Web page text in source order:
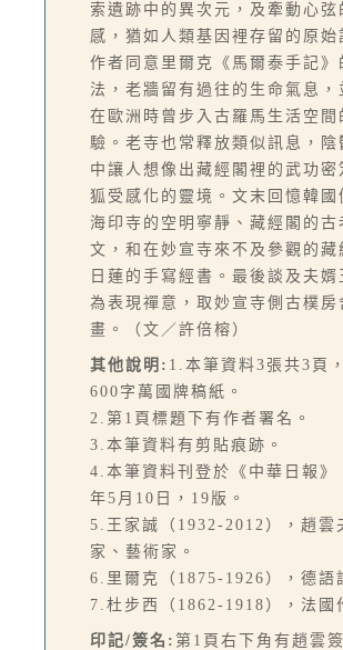
索遺跡中的異次元，及牽動心弦
感，猶如人類基因裡存留的原始
作者同意里爾克《馬爾泰手記》
法，老牆留有過往的生命氣息，
在歐洲時曾步入古羅馬生活空間
驗。老寺也常釋放類似訊息，陰
中讓人想像出藏經閣裡的武功密
狐受感化的靈境。文末回憶韓國
海印寺的空明寧靜、藏經閣的古
文，和在妙宣寺來不及參觀的藏
日蓮的手寫經書。最後談及夫婿
為表現禪意，取妙宣寺側古樸房
畫。（文／許倍榕）
其他說明: 1.本筆資料3張共3頁
600字萬國牌稿紙。
2.第1頁標題下有作者署名。
3.本筆資料有剪貼痕跡。
4.本筆資料刊登於《中華日報》
年5月10日，19版。
5.王家誠（1932-2012），趙雲
家、藝術家。
6.里爾克（1875-1926），德語
7.杜步西（1862-1918），法國
印記/簽名: 第1頁右下角有趙雲簽